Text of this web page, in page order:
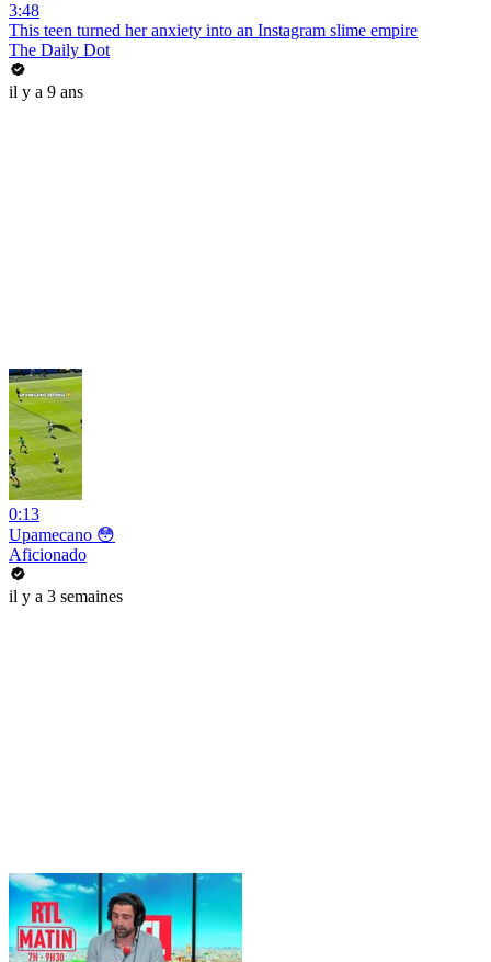
3:48
This teen turned her anxiety into an Instagram slime empire
The Daily Dot
il y a 9 ans
0:13
Upamecano 😳
Aficionado
il y a 3 semaines